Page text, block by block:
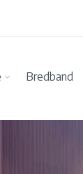
Bredband